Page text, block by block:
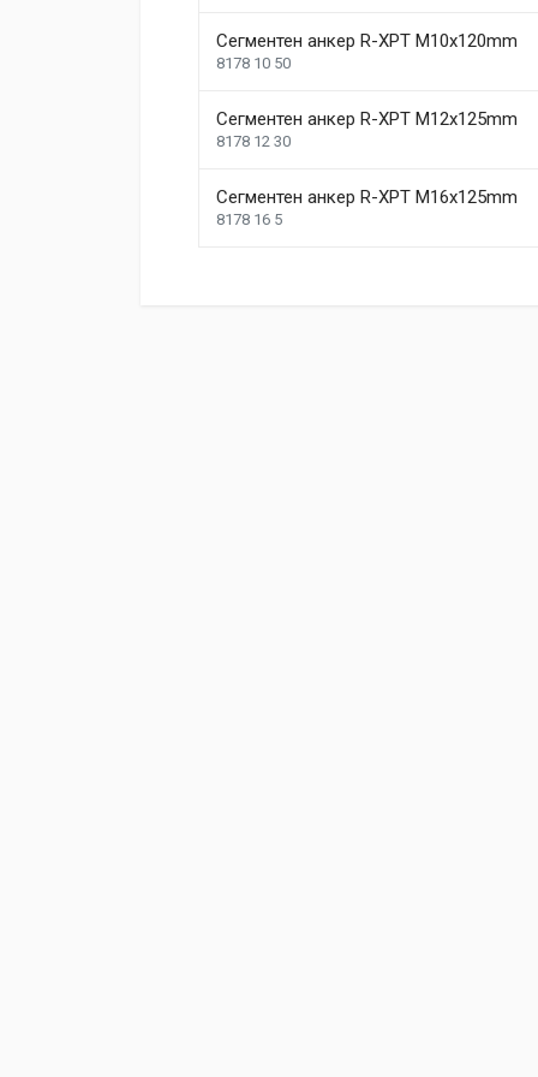
1
Write A Review
Review Stars Your Name
Сегментен анкер R-XPT M10x120mm
8178 10 50
Сегментен анкер R-XPT M12x125mm
8178 12 30
Сегментен анкер R-XPT M16x125mm
8178 16 5